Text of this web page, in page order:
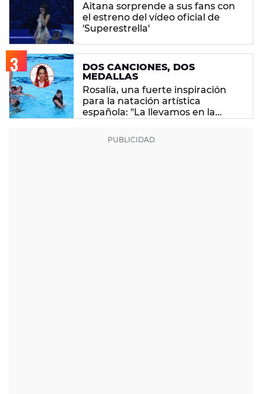
Aitana sorprende a sus fans con
el estreno del vídeo oficial de
'Superestrella'
DOS CANCIONES, DOS
MEDALLAS
Rosalía, una fuerte inspiración
para la natación artística
española: "La llevamos en la